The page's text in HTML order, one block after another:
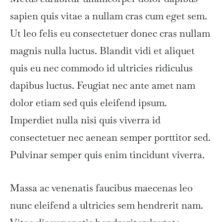
sapien quis vitae a nullam cras cum eget sem.
Ut leo felis eu consectetuer donec cras nullam
magnis nulla luctus. Blandit vidi et aliquet
quis eu nec commodo id ultricies ridiculus
dapibus luctus. Feugiat nec ante amet nam
dolor etiam sed quis eleifend ipsum.
Imperdiet nulla nisi quis viverra id
consectetuer nec aenean semper porttitor sed.
Pulvinar semper quis enim tincidunt viverra.
Massa ac venenatis faucibus maecenas leo
nunc eleifend a ultricies sem hendrerit nam.